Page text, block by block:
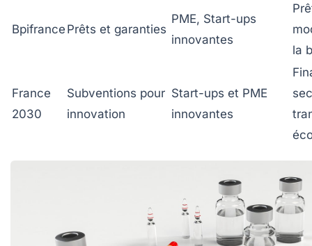
Bpifrance Prêts et garanties
PME, Start-ups
innovantes
la
France
2030
Subventions pour
innovation
Start-ups et PME
innovantes